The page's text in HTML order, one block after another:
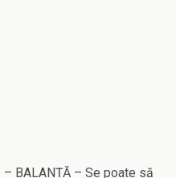
BALANȚĂ – Se poate să